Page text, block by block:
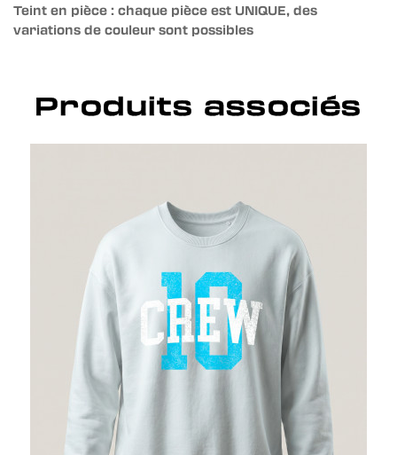
Teint en pièce : chaque pièce est UNIQUE, des
variations de couleur sont possibles
Produits associés